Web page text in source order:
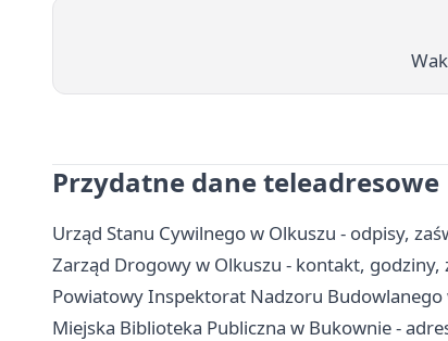
Przydatne dane teleadresowe
Urząd Stanu Cywilnego w Olkuszu - odpisy,
Zarząd Drogowy w Olkuszu - kontakt, godziny,
Powiatowy Inspektorat Nadzoru Budowlanego
Miejska Biblioteka Publiczna w Bukownie -